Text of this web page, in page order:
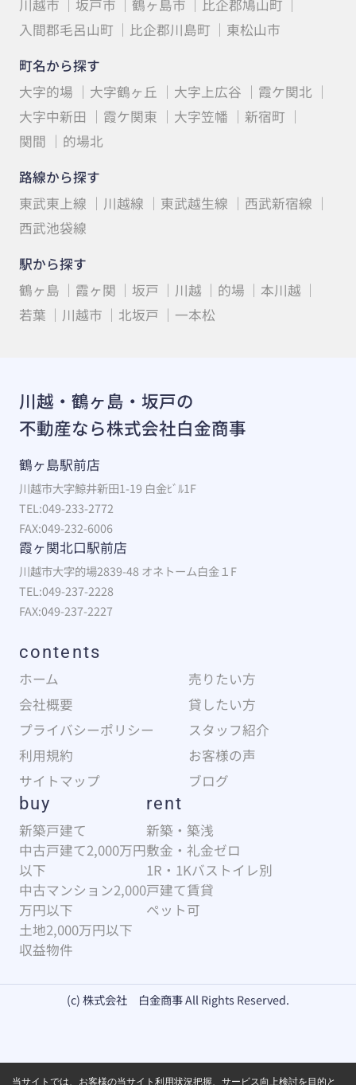
川越市
坂戸市 鶴ヶ島市
比企郡鳩山町
入間郡毛呂山町
比企郡川島町
東松山市
町名から探す
大字的場
大字鶴ヶ丘 大字上広谷
霞ケ関北
大字中新田
霞ケ関東 大字笠幡
新宿町
関間
的場北
路線から探す
東武東上線
川越線 東武越生線
西武新宿線
西武池袋線
駅から探す
鶴ヶ島
霞ヶ関 坂戸 川越 的場
本川越
若葉
川越市 北坂戸 一本松
川越・鶴ヶ島・坂戸の
不動産なら株式会社白金商事
鶴ヶ島駅前店
川越市大字鯨井新田1-19 白金ﾋﾞﾙ1F
TEL:049-233-2772
FAX:049-232-6006
霞ヶ関北口駅前店
川越市大字的場2839-48 オネトーム白金１F
TEL:049-237-2228
FAX:049-237-2227
contents
ホーム
売りたい方
会社概要
貸したい方
プライバシーポリシー
スタッフ紹介
利用規約
お客様の声
サイトマップ
ブログ
buy
新築戸建て
中古戸建て2,000万円
以下
中古マンション2,000
万円以下
土地2,000万円以下
収益物件
rent
新築・築浅
敷金・礼金ゼロ
1R・1Kバストイレ別
戸建て賃貸
ペット可
(c) 株式会社 白金商事 All Rights Reserved.
当サイトでは、お客様の当サイト利用状況把握、サービス向上検討を目的と